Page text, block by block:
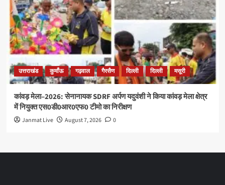
उत्तराखंड कुमाँऊ गढ़वाल गैरसैण दिल्ली दिल्ली मसूरी
कांवड़ मेला–2026: सेनानायक SDRF अर्पण यदुवंशी ने किया कांवड़ मेला क्षेत्र
में नियुक्त एस0डी0आर0एफ0 टीमो का निरीक्षण
Janmat Live August 7, 2026 0